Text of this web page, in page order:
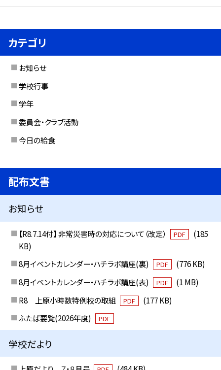
カテゴリ
お知らせ
学校行事
学年
委員会・クラブ活動
今日の給食
配布文書
お知らせ
【R8.7.14付】 非常災害時の対応について（改定） PDF
(185
KB)
8月イベントカレンダー・ハチラボ講座(裏)
PDF
(776 KB)
8月イベントカレンダー・ハチラボ講座(表)
PDF
(1 MB)
R8 上原小時数特例校の取組
PDF
(177 KB)
ふたば要覧(2026年度)
PDF
学校だより